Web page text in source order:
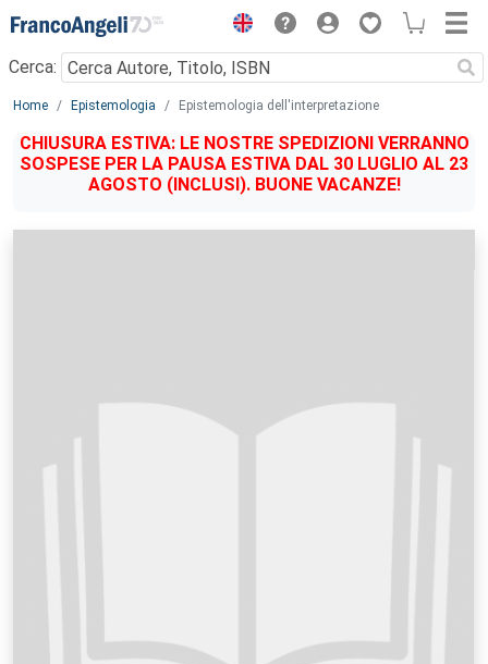
Menu
Cerca:
Main content
Home Epistemologia Epistemologia dell'interpretazione
CHIUSURA ESTIVA: LE NOSTRE SPEDIZIONI VERRANNO
SOSPESE PER LA PAUSA ESTIVA DAL 30 LUGLIO AL 23
AGOSTO (INCLUSI). BUONE VACANZE!